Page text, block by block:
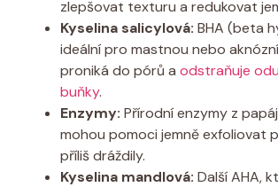
zlepšovat texturu a redukovat
Kyselina ‌salicylová: ​BHA (beta
ideální pro mastnou nebo
proniká do pórů‌ a odstraňuje
buňky.
Enzymy: Přírodní enzymy z
mohou pomoci ⁤jemně exfoliovat
příliš dráždily.
Kyselina mandlová: Další AHA,